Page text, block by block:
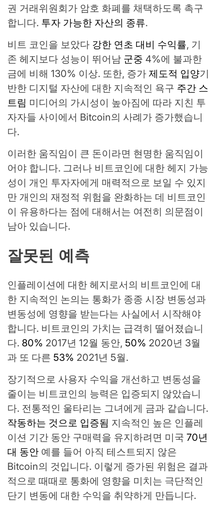
권 거래위원회가 암호 화폐를 채택하도록 촉구
합니다. 투자 가능한 자산의 종류.
비트 코인을 보았다 강한 연초 대비 수익률, 기
존 헤지보다 성능이 뛰어남 군중 4%에 불과한
금에 비해 130% 이상. 또한, 증가 제도적 입양기
반한 디지털 자산에 대한 지속적인 욕구 주간 스
트림 미디어의 가시성이 높아짐에 따라 지친 투
자자들 사이에서 Bitcoin의 사례가 증가했습니
다.
이러한 움직임이 큰 돈이라면 현명한 움직임이
어야 합니다. 그러나 비트코인에 대한 헤지 가능
성이 개인 투자자에게 매력적으로 보일 수 있지
만 개인의 재정적 위험을 완화하는 데 비트코인
이 유용하다는 점에 대해서는 여전히 의문점이
남아 있습니다.
잘못된 예측
인플레이션에 대한 헤지로서의 비트코인에 대
한 지속적인 논의는 통화가 종종 시장 변동성과
변동성에 영향을 받는다는 사실에서 시작해야
합니다. 비트코인의 가치는 급격히 떨어졌습니
다. 80% 2017년 12월 동안, 50% 2020년 3월
과 또 다른 53% 2021년 5월.
장기적으로 사용자 수익을 개선하고 변동성을
줄이는 비트코인의 능력은 입증되지 않았습니
다. 전통적인 울타리는 그녀에게 금과 같습니다.
작동하는 것으로 입증됨 지속적인 높은 인플레
이션 기간 동안 구매력을 유지하려면 미국 70년
대 동안 예를 들어 아직 테스트되지 않은
Bitcoin의 것입니다. 이렇게 증가된 위험은 결과
적으로 때때로 통화에 영향을 미치는 극단적인
단기 변동에 대한 수익을 취약하게 만듭니다.